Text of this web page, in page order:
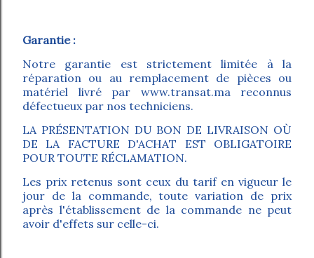
Garantie :
Notre garantie est strictement limitée à la
réparation ou au remplacement de pièces ou
matériel livré par www.transat.ma reconnus
défectueux par nos techniciens.
LA PRÉSENTATION DU BON DE LIVRAISON OÙ
DE LA FACTURE D'ACHAT EST OBLIGATOIRE
POUR TOUTE RÉCLAMATION.
Les prix retenus sont ceux du tarif en vigueur le
jour de la commande, toute variation de prix
après l'établissement de la commande ne peut
avoir d'effets sur celle-ci.